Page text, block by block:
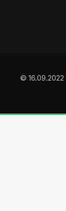
© 16.09.2022